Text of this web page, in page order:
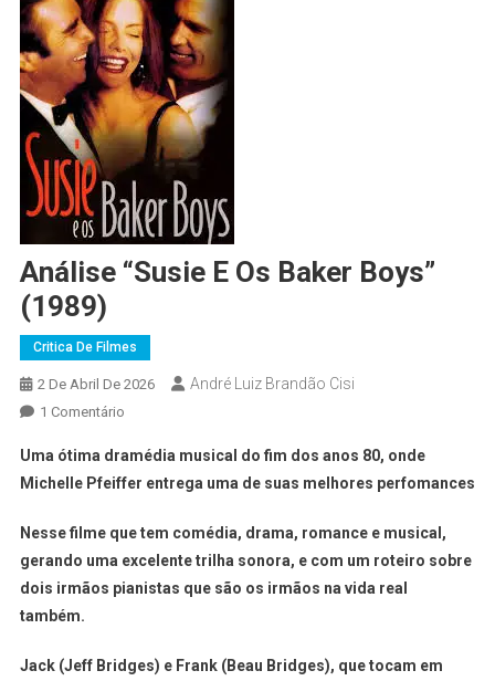
Análise “Susie E Os Baker Boys”
(1989)
Critica De Filmes
2 De Abril De 2026 André Luiz Brandão Cisi
1 Comentário
Uma ótima dramédia musical do fim dos anos 80, onde
Michelle Pfeiffer entrega uma de suas melhores perfomances
Nesse filme que tem comédia, drama, romance e musical,
gerando uma excelente trilha sonora, e com um roteiro sobre
dois irmãos pianistas que são os irmãos na vida real
também.
Jack (Jeff Bridges) e Frank (Beau Bridges), que tocam em